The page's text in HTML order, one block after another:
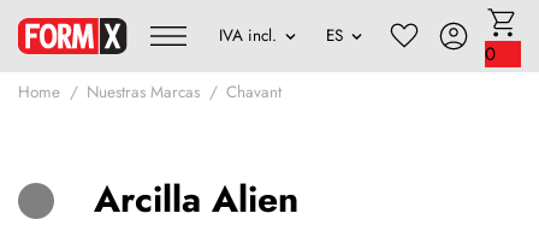
0
Home Nuestras Marcas Chavant
Arcilla Alien